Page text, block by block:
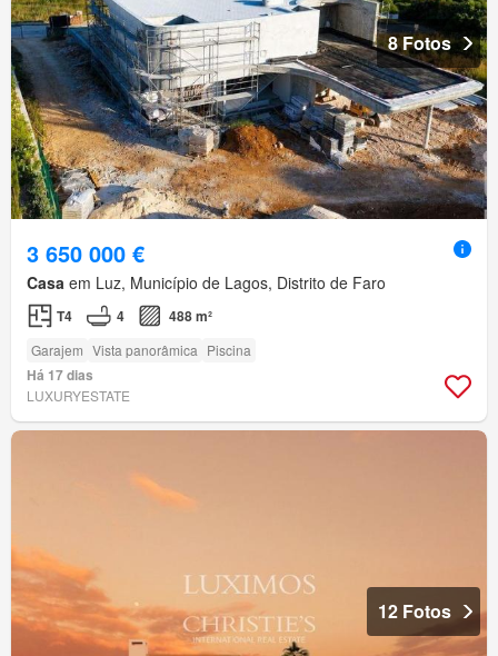
8 Fotos
3 650 000 €
Casa em Luz, Município de Lagos, Distrito de Faro
T4 4 488 m²
Garajem Vista panorâmica Piscina
Há 17 dias
LUXURYESTATE
12 Fotos